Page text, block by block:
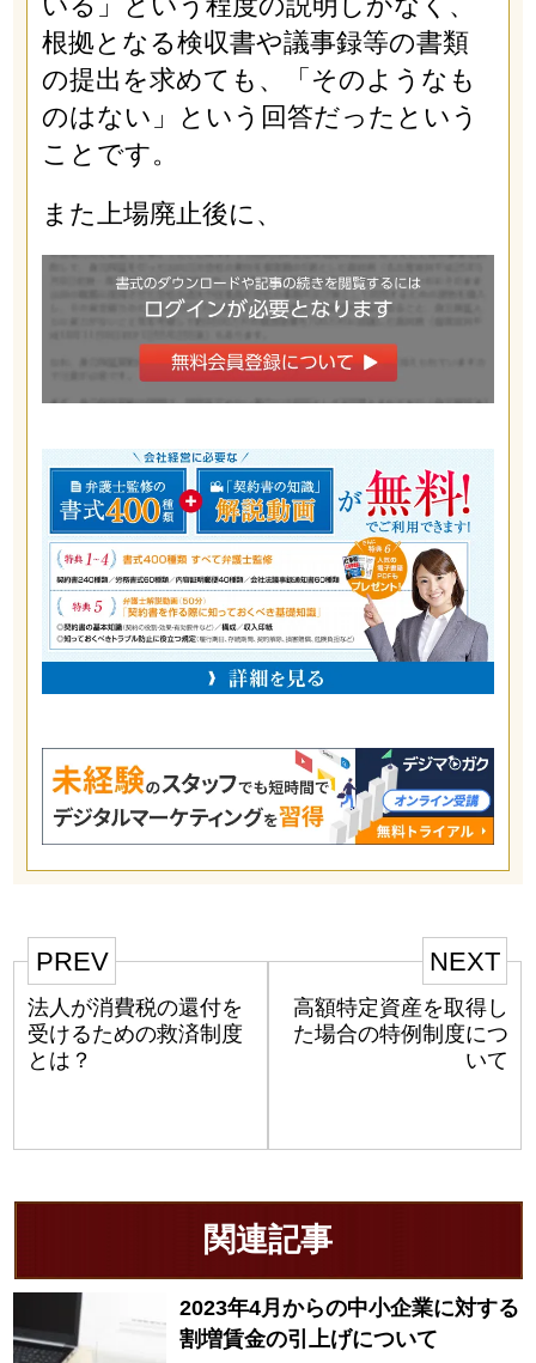
根拠となる検収書や議事録等の書類
の提出を求めても、「そのようなも
のはない」という回答だったという
ことです。
また上場廃止後に、
PREV
法人が消費税の還付を
受けるための救済制度
とは？
NEXT
高額特定資産を取得し
た場合の特例制度につ
いて
関連記事
2023年4月からの中小企業に対する
割増賃金の引上げについて